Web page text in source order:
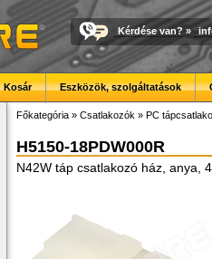
Kérdése van? »
Kosár Eszközök, szolgáltatások
Főkategória » Csatlakozók » PC
H5150-18PDW000R
N42W táp csatlakozó ház, anya,